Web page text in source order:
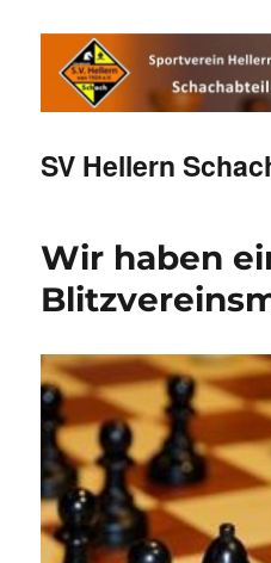
SV Hellern
Wir haben